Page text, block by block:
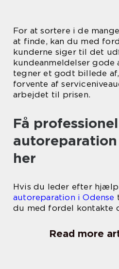
For at sortere i de
at finde, kan du med
kunderne siger til det
kundeanmeldelser gode
tegner et godt billede
forvente af
arbejdet til prisen.
Få
autoreparation
her
Hvis du leder efter
autoreparation i Odense
du med fordel kontakte
Read more